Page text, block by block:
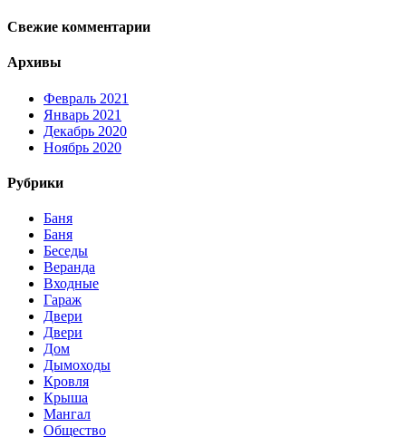
Свежие комментарии
Архивы
Февраль 2021
Январь 2021
Декабрь 2020
Ноябрь 2020
Рубрики
Баня
Баня
Беседы
Веранда
Входные
Гараж
Двери
Двери
Дом
Дымоходы
Кровля
Крыша
Мангал
Общество